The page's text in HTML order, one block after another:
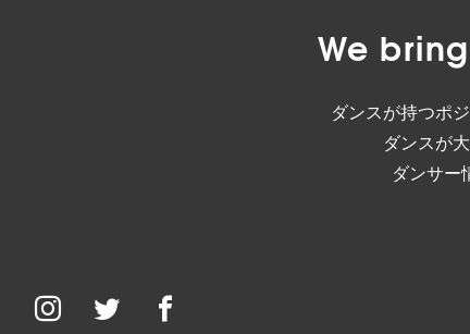
We
ダンスが持つポ
ダンスが
ダンサー